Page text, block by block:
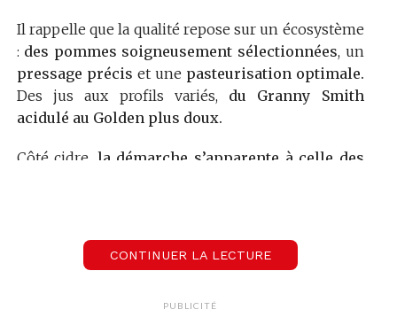
Il rappelle que la qualité repose sur un écosystème
: des pommes soigneusement sélectionnées, un
pressage précis et une pasteurisation optimale.
Des jus aux profils variés, du Granny Smith
acidulé au Golden plus doux.
Côté cidre, la démarche s’apparente à celle des
il invite à ladécouverte de ces boissons
artisanales.
CONTINUER LA LECTURE
PUBLICITÉ